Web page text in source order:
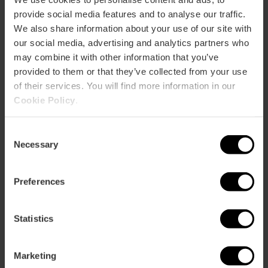
provide social media features and to analyse our traffic.
We also share information about your use of our site with
our social media, advertising and analytics partners who
may combine it with other information that you’ve
provided to them or that they’ve collected from your use
of their services. You will find more information in our
Cookie Policy
Selection
Necessary
Preferences
Statistics
Marketing
«Descanso
Entreviñas»:
escapada
enoturística en
Sagunto celebra la